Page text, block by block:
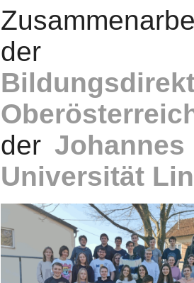
der
der
Universität